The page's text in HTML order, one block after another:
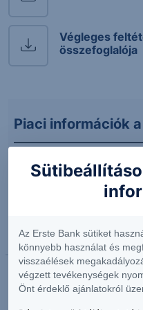
Végleges
összefoglalója
Piaci információk
2023.09.29. 13:10
BNP Paribas
egyensúlyt teremtsen a
Kiemelt
Az Erste Bank sütiket
könnyebb használat és
visszaélések
végzett tevékenységek
Önt érdeklő ajánlatokról